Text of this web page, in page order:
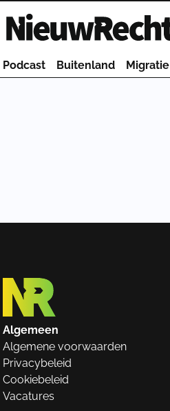
Homepage van NieuwRechts
Podcast Buitenland Migratie
Algemeen
Algemene voorwaarden
Privacybeleid
Cookiebeleid
Vacatures